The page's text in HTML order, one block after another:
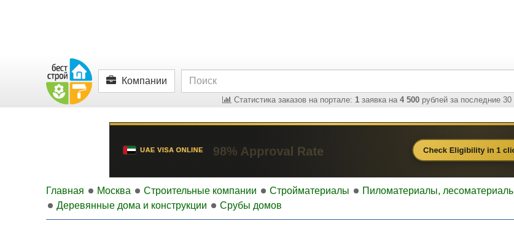
Компании
Статистика заказов на портале: 1 заявка на 4 500 рублей за последние 30
Главная Москва Строительные компании Стройматериалы
Пиломатериалы,
Деревянные дома и конструкции
Срубы домов